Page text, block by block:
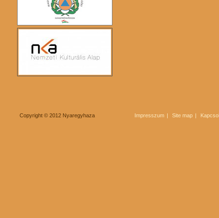
Copyright © 2012 Nyaregyhaza Impresszum Site map